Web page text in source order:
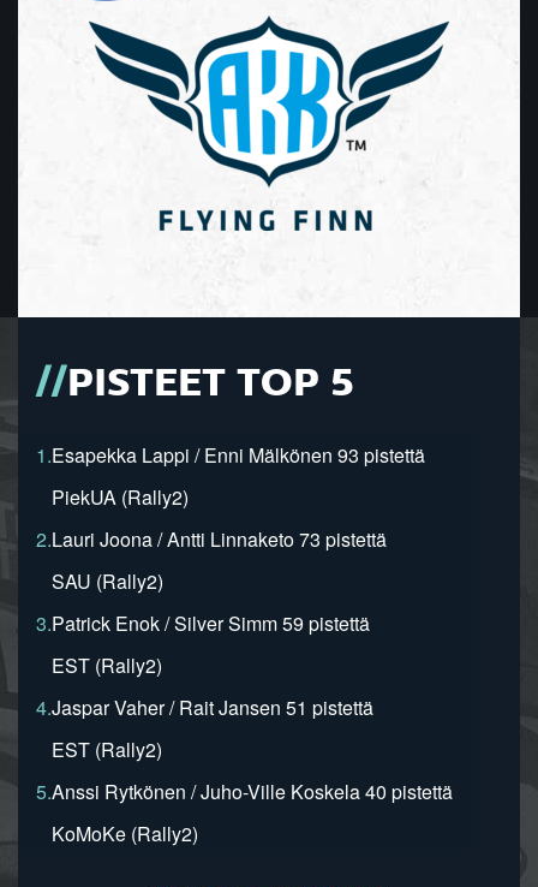
PISTEET TOP 5
1.Esapekka Lappi / Enni Mälkönen 93 pistettä
PiekUA (Rally2)
2.Lauri Joona / Antti Linnaketo 73 pistettä
SAU (Rally2)
3.Patrick Enok / Silver Simm 59 pistettä
EST (Rally2)
4.Jaspar Vaher / Rait Jansen 51 pistettä
EST (Rally2)
5.Anssi Rytkönen / Juho-Ville Koskela 40 pistettä
KoMoKe (Rally2)